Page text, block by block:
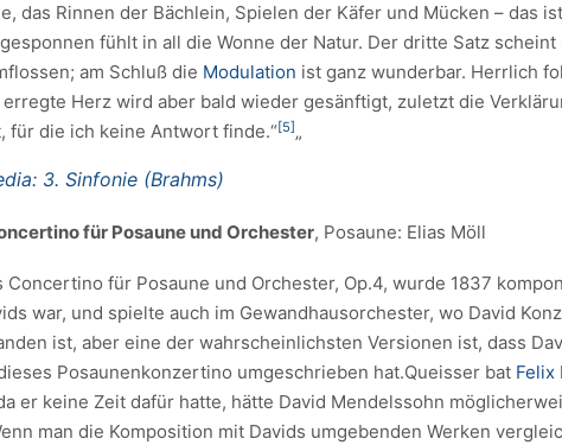
das Rinnen der Bächlein, Spielen der Käfer und Mücken – das
fühlt in all die Wonne der Natur. Der dritte Satz
am Schluß die Modulation ist ganz wunderbar. Herrlich
Herz wird aber bald wieder gesänftigt, zuletzt die
für die ich keine Antwort finde.“[5]„
3. Sinfonie (Brahms)
für Posaune und Orchester, Posaune: Elias Möll
Concertino für Posaune und Orchester, Op.4, wurde 1837
war, und spielte auch im Gewandhausorchester, wo David
ist, aber eine der wahrscheinlichsten Versionen ist, dass
Posaunenkonzertino umgeschrieben hat.Queisser bat Felix
er keine Zeit dafür hatte, hätte David Mendelssohn
man die Komposition mit Davids umgebenden Werken